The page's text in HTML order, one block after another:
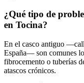
¿Qué tipo de
en Tocina?
En el casco antiguo
España— son comunes
fibrocemento o tuberías
atascos crónicos.